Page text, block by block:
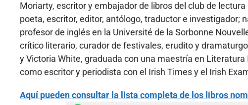
Moriarty, escritor y embajador de libros del club de
poeta, escritor, editor, antólogo, traductor e investigador;
profesor de inglés en la Université de la Sorbonne
crítico literario, curador de festivales, erudito y
y Victoria White, graduada con una maestría en
como escritor y periodista con el Irish Times y el Irish
Aquí pueden consultar la lista completa de los libros